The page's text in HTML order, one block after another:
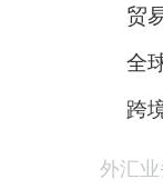
贸
全
跨
外汇